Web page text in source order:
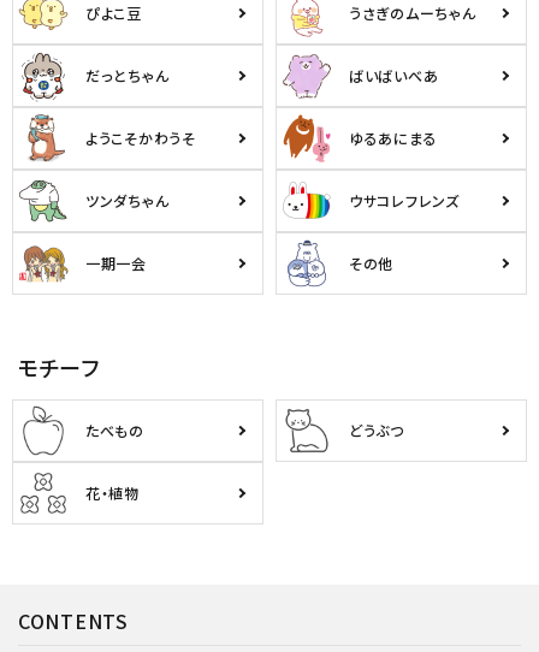
ぴよこ豆 うさぎのムーちゃん
だっとちゃん ばいばいべあ
ようこそかわうそ ゆるあにまる
ツンダちゃん ウサコレフレンズ
一期一会 その他
モチーフ
たべもの どうぶつ
花・植物
CONTENTS